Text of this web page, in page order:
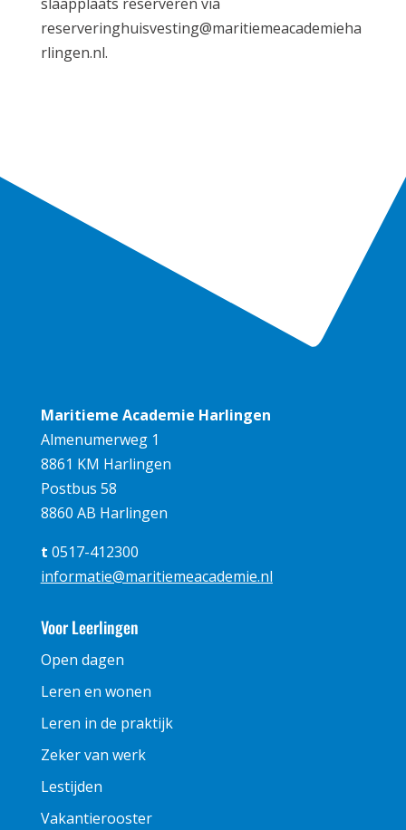
reserveringhuisvesting@maritiemeacademieha
rlingen.nl.
Maritieme Academie Harlingen
Almenumerweg 1
8861 KM Harlingen
Postbus 58
8860 AB Harlingen
t 0517-412300
informatie@maritiemeacademie.nl
Voor Leerlingen
Open dagen
Leren en wonen
Leren in de praktijk
Zeker van werk
Lestijden
Vakantierooster